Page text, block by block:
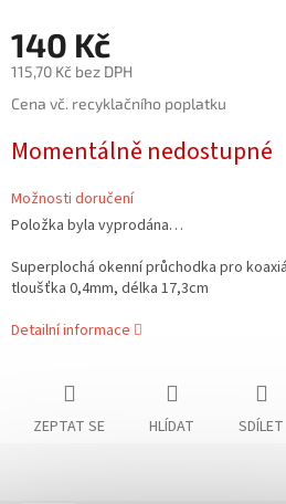
140 Kč
115,70 Kč bez DPH
Měrná
Cena vč. recyklačního poplatku
Momentálně nedostupné
Možnosti doručení
Položka byla vyprodána…
Superplochá okenní průchodka pro
tloušťka 0,4mm, délka 17,3cm
Detailní informace
ZEPTAT SE HLÍDAT SDÍLET